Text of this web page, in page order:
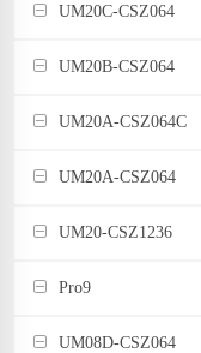
UM20C-CSZ064
UM20B-CSZ064
UM20A-CSZ064C
UM20A-CSZ064
UM20-CSZ1236
Pro9
UM08D-CSZ064